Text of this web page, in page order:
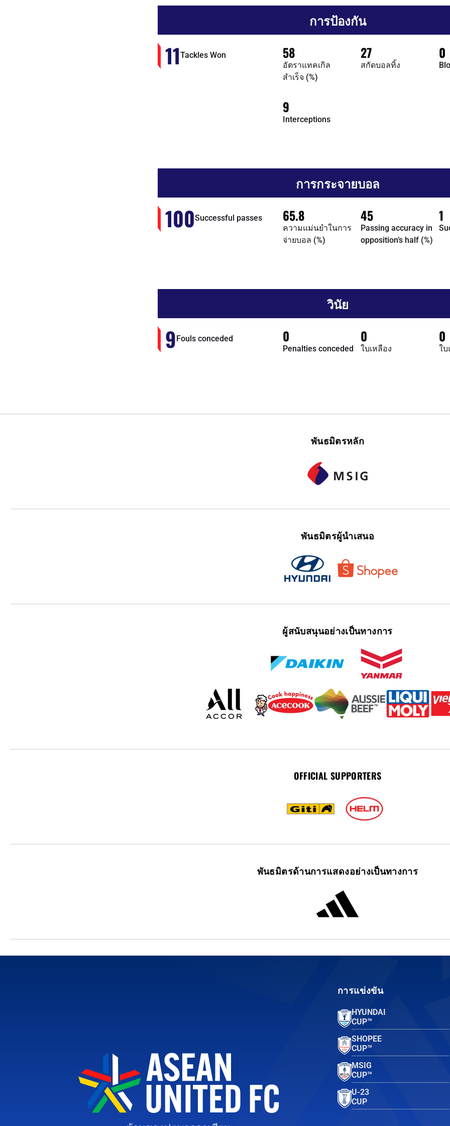
การป้องกัน
11Tackles Won 58
อัตราแทคเกิล
สำเร็จ (%)
27
สกัดบอลทิ้ง
0
9
Interceptions
การกระจายบอล
100Successful passes 65.8
ความแม่นยำในการ
จ่ายบอล (%)
45
Passing accuracy in
opposition’s half (%)
1
วินัย
9Fouls conceded 0
Penalties conceded
0
ใบเหลือง
0
ใ
พันธมิตรหลัก
พันธมิตรผู้นำเสนอ
ผู้สนับสนุนอย่างเป็นทางการ
OFFICIAL SUPPORTERS
พันธมิตรด้านการแสดงอย่างเป็นทางการ
การแข่งขัน
HYUNDAI
CUP™
SHOPEE
CUP™
MSIG
CUP™
U-23
CUP